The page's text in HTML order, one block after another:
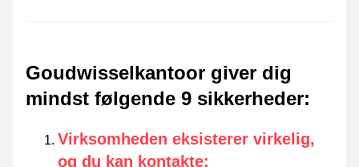
Goudwisselkantoor giver dig
mindst følgende 9 sikkerheder:
Virksomheden eksisterer virkelig,
og du kan kontakte: